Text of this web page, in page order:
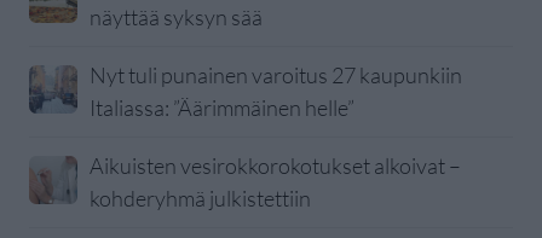
näyttää syksyn sää
Nyt tuli punainen varoitus 27 kaupunkiin
Italiassa: ”Äärimmäinen helle”
Aikuisten vesirokkorokotukset alkoivat –
kohderyhmä julkistettiin